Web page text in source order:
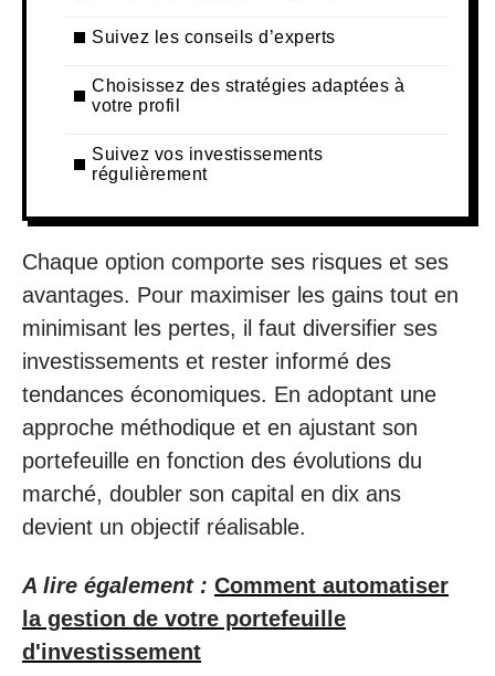
Suivez les conseils d’experts
Choisissez des stratégies adaptées à
votre profil
Suivez vos investissements
régulièrement
Chaque option comporte ses risques et ses
avantages. Pour maximiser les gains tout en
minimisant les pertes, il faut diversifier ses
investissements et rester informé des
tendances économiques. En adoptant une
approche méthodique et en ajustant son
portefeuille en fonction des évolutions du
marché, doubler son capital en dix ans
devient un objectif réalisable.
A lire également : Comment automatiser
la gestion de votre portefeuille
d'investissement